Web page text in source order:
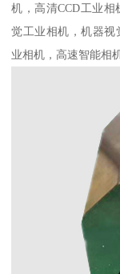
机，高清CCD工业
觉工业相机，机器视
业相机，高速智能相